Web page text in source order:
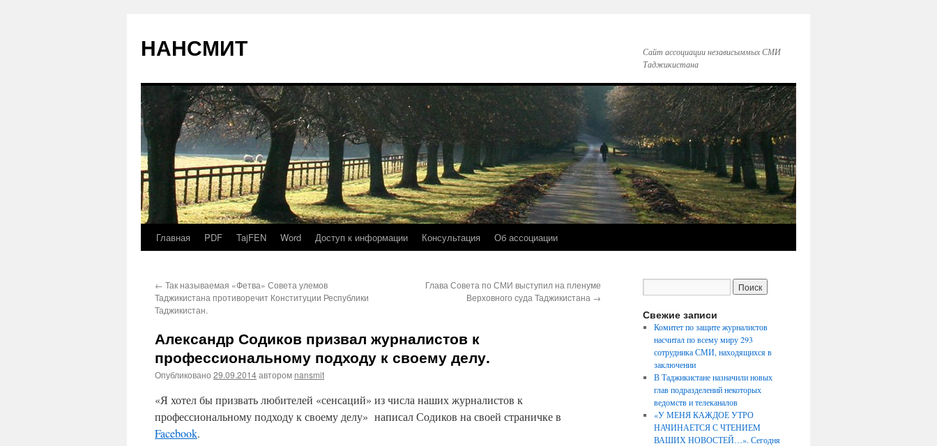
НАНСМИТ
Сайт ассоциации независыммых СМИ
Таджикистана
Главная PDF TajFEN Word Доступ к информации Консультация Об ассоциации
← Так называемая «Фетва» Совета улемов
Таджикистана противоречит Конституции Республики
Таджикистан.
Глава Совета по СМИ выступил на пленуме
Верховного суда Таджикистана →
Александр Содиков призвал журналистов к
профессиональному подходу к своему делу.
Опубликовано 29.09.2014автором nansmit
«Я хотел бы призвать любителей «сенсаций» из числа наших журналистов к
профессиональному подходу к своему делу» написал Содиков на своей страничке в
Facebook.
Свежие записи
Комитет по защите журналистов
насчитал по всему миру 293
сотрудника СМИ, находящихся в
заключении
В Таджикистане назначили новых
глав подразделений некоторых
ведомств и телеканалов
«У МЕНЯ КАЖДОЕ УТРО
НАЧИНАЕТСЯ С ЧТЕНИЕМ
ВАШИХ НОВОСТЕЙ…». Сегодня